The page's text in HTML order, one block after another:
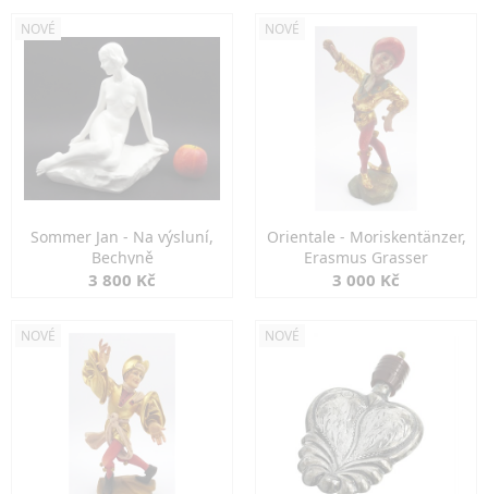
NOVÉ
Sommer Jan - Na výsluní,
Bechyně
3 800 Kč
NOVÉ
Orientale - Moriskentänzer,
Erasmus Grasser
3 000 Kč
NOVÉ NOVÉ